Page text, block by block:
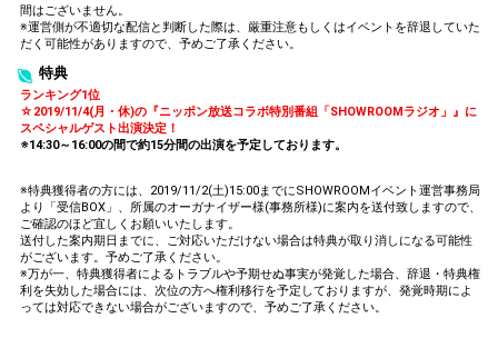
間はございません。
※運営側が不適切な配信と判断した際は、厳重注意もしくはイベントを辞退していた
だく可能性がありますので、予めご了承ください。
特典
ランキング1位
☆2019/11/4(月・休)の『ニッポン放送コラボ特別番組「SHOWROOMラジオ」』に
スペシャルゲスト出演決定！
※14:30～16:00の間で約15分間の出演を予定しております。
※特典獲得者の方には、2019/11/2(土)15:00までにSHOWROOMイベント運営事務局
より「受信BOX」、所属のオーガナイザー様(事務所様)に案内を送付致しますので、
ご確認のほど宜しくお願いいたします。
送付した案内期日までに、ご対応いただけない場合は特典が取り消しになる可能性
がございます。予めご了承ください。
※万が一、特典獲得者によるトラブルや予期せぬ事実が発覚した場合、辞退・特典権
利を失効した場合には、次位の方へ権利移行を予定しておりますが、発覚時期によ
っては対応できない場合がございますので、予めご了承ください。